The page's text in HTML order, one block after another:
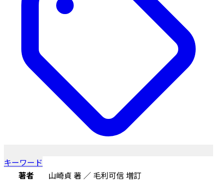
キーワード
著者
山崎貞 著 ／ 毛利可信 増訂